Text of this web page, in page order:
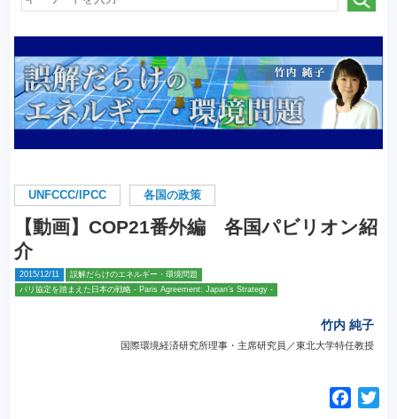
UNFCCC/IPCC 各国の政策
【動画】COP21番外編 各国パビリオン紹
介
2015/12/11
誤解だらけのエネルギー・環境問題
パリ協定を踏まえた日本の戦略 - Paris Agreement: Japan’s Strategy -
竹内 純子
国際環境経済研究所理事・主席研究員／東北大学特任教授